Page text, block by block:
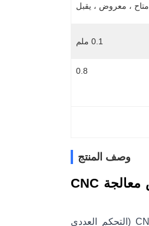
متاح ، معروض ، يقبل
0.1 ملم
0.8
وصف المنتج
النحاس CNC معالجة معالجة الموز فلج مصباح فلج حصص طابع معالجة حصص معالجة CNC